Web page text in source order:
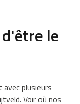
le
plusieurs
Voir où nos